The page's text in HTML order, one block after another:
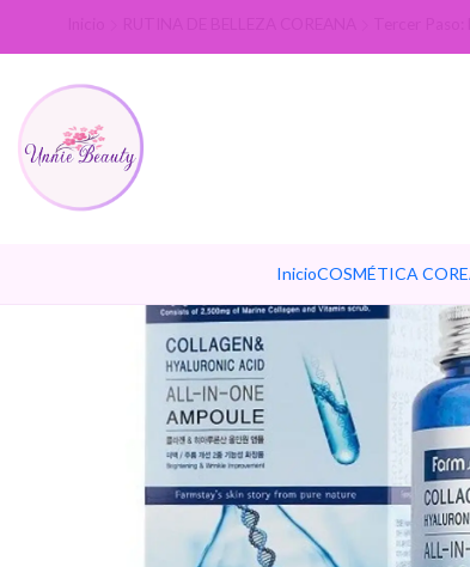
InicioCOSMÉTICA
Tercer